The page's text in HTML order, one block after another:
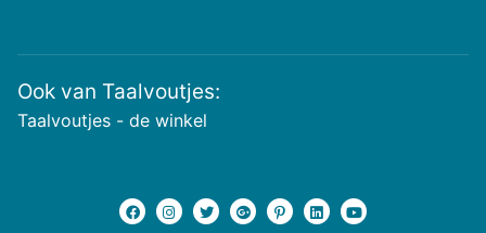
Ook van Taalvoutjes:
Taalvoutjes - de winkel